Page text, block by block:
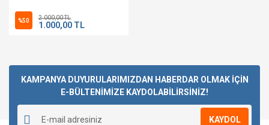
%50 2.000,00 TL
1.000,00 TL
KAMPANYA DUYURULARIMIZDAN HABERDAR OLMAK İÇİN
E-BÜLTENİMİZE KAYDOLABİLİRSİNİZ!
KAYDOL